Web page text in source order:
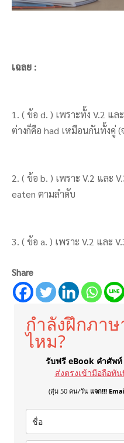
เฉลย :
1. ( ข้อ d. ) เพราะทั้ง V.2 แล
ต่างก็คือ had เหมือนกันทั้งคู่ (
2. ( ข้อ b. ) เพราะ V.2 และ
eaten ตามลำดับ
3. ( ข้อ a. ) เพราะ V.2 และ
Share
กำลังฝึกภา
ไหม?
รับฟรี eBook คำศัพท์
ส่งตรงเข้ามือถือทั
(สุ่ม 50 คน/วัน แจก!!!